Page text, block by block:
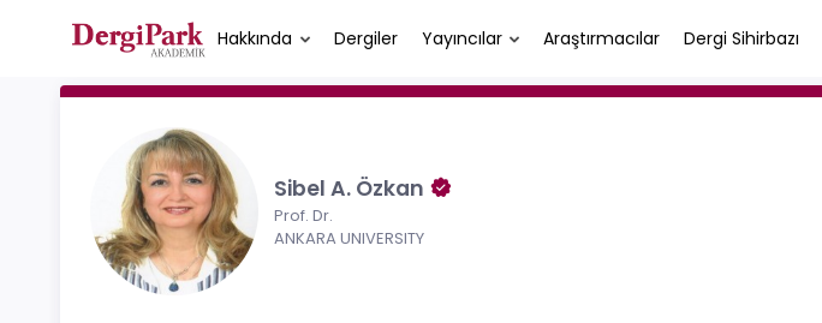
Hakkında Dergiler Yayıncılar Araştırmacılar Dergi Sihirbazı
Sibel A. Özkan
Prof. Dr.
ANKARA UNIVERSITY